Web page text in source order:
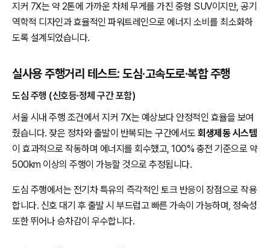
지커 7X는 약 2톤에 가까운 차체 무게를 가진 중형 SUV이지만, 공기
역학적 디자인과 효율적인 파워트레인으로 에너지 소비를 최소화하
도록 설계되었습니다.
실사용 주행거리 테스트: 도심·고속도로·복합 주행
도심 주행 (신호등·정체 구간 포함)
서울 시내 주행 조건에서 지커 7X는 예상보다 안정적인 효율을 보여
줬습니다. 잦은 정차와 출발이 반복되는 구간에서도 회생제동 시스템
이 효과적으로 작동하며 에너지를 회수했고, 100% 충전 기준으로 약
500km 이상의 주행이 가능할 것으로 추정됩니다.
도심 주행에서는 전기차 특유의 즉각적인 토크 반응이 장점으로 작용
합니다. 신호 대기 후 출발 시 부드럽고 빠른 가속이 가능하며, 정숙성
또한 뛰어나 승차감이 우수합니다.